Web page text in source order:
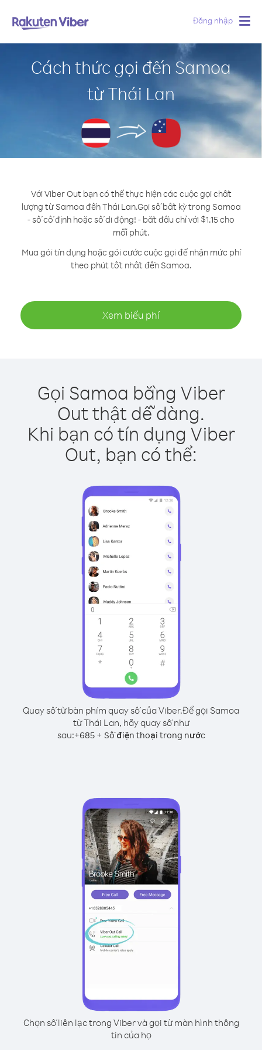
Đăng nhập
Cách thức gọi đến Samoa
từ Thái Lan
Với Viber Out bạn có thể thực hiện các cuộc gọi chất
lượng từ Samoa đến Thái Lan.Gọi số bất kỳ trong Samoa
- số cố định hoặc số di động! - bắt đầu chỉ với $1.15 cho
mỗi phút.
Mua gói tín dụng hoặc gói cước cuộc gọi để nhận mức phí
theo phút tốt nhất đến Samoa.
Xem biểu phí
Gọi Samoa bằng Viber
Out thật dễ dàng.
Khi bạn có tín dụng Viber
Out, bạn có thể:
Quay số từ bàn phím quay số của Viber.Để gọi Samoa
từ Thái Lan, hãy quay số như
sau:+685+ Số điện thoại trong nước
Chọn số liên lạc trong Viber và gọi từ màn hình thông
tin của họ